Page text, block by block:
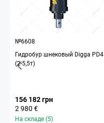
№6608
Гидробур шнековый Digga PD4
(2-5,5т)
156 182 грн
2 980 €
На складе (5)